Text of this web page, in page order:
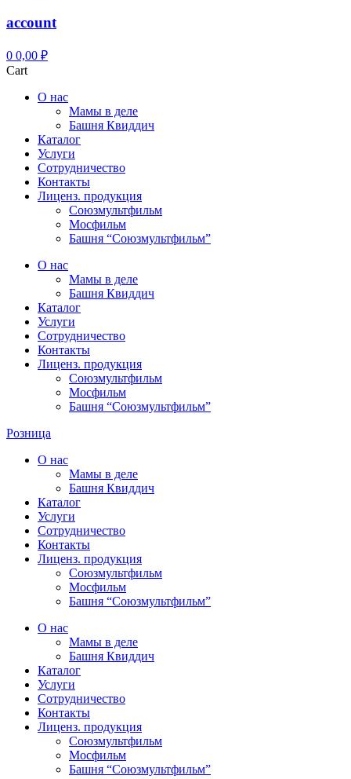
account
0 0,00 ₽
Cart
О нас
Мамы в деле
Башня Квиддич
Каталог
Услуги
Сотрудничество
Контакты
Лиценз. продукция
Союзмультфильм
Мосфильм
Башня “Союзмультфильм”
О нас
Мамы в деле
Башня Квиддич
Каталог
Услуги
Сотрудничество
Контакты
Лиценз. продукция
Союзмультфильм
Мосфильм
Башня “Союзмультфильм”
Розница
О нас
Мамы в деле
Башня Квиддич
Каталог
Услуги
Сотрудничество
Контакты
Лиценз. продукция
Союзмультфильм
Мосфильм
Башня “Союзмультфильм”
О нас
Мамы в деле
Башня Квиддич
Каталог
Услуги
Сотрудничество
Контакты
Лиценз. продукция
Союзмультфильм
Мосфильм
Башня “Союзмультфильм”